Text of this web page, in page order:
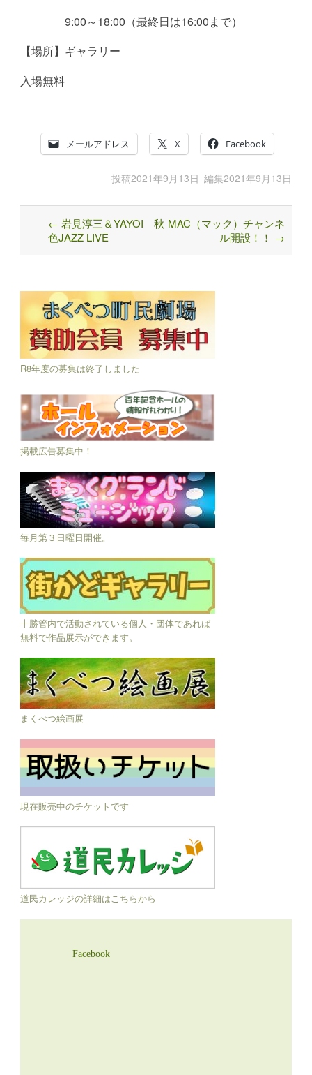
9:00～18:00（最終日は16:00まで）
【場所】ギャラリー
入場無料
メールアドレス X Facebook
投稿2021年9月13日 編集2021年9月13日
Post
navigation
← 岩見淳三＆YAYOI 秋
色JAZZ LIVE
MAC（マック）チャンネ
ル開設！！ →
R8年度の募集は終了しました
掲載広告募集中！
毎月第３日曜日開催。
十勝管内で活動されている個人・団体であれば
無料で作品展示ができます。
まくべつ絵画展
現在販売中のチケットです
道民カレッジの詳細はこちらから
Facebook